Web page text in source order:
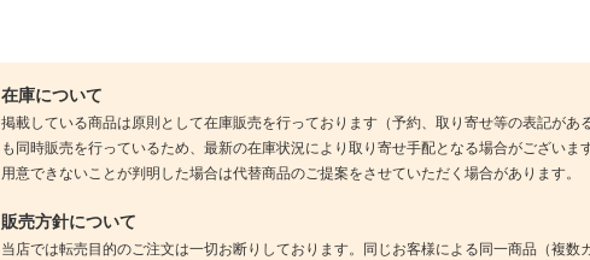
在庫について
掲載している商品は原則として在庫販売を行っております（予約、取り寄せ等の表記があ
も同時販売を行っているため、最新の在庫状況により取り寄せ手配となる場合がございま
用意できないことが判明した場合は代替商品のご提案をさせていただく場合があります。
販売方針について
当店では転売目的のご注文は一切お断りしております。同じお客様による同一商品（複数